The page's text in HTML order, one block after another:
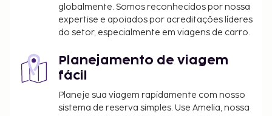
globalmente. Somos reconhecidos por nossa
expertise e apoiados por acreditações líderes
do setor, especialmente em viagens de carro.
Planejamento de viagem
fácil
Planeje sua viagem rapidamente com nosso
sistema de reserva simples. Use Amelia, nossa